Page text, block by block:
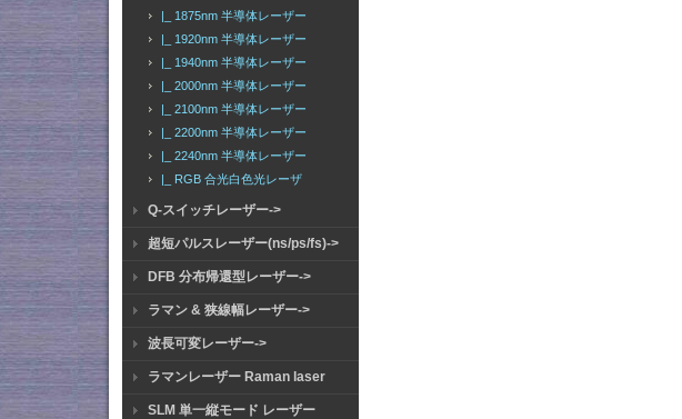
|_ 1875nm 半導体レーザー
|_ 1920nm 半導体レーザー
|_ 1940nm 半導体レーザー
|_ 2000nm 半導体レーザー
|_ 2100nm 半導体レーザー
|_ 2200nm 半導体レーザー
|_ 2240nm 半導体レーザー
|_ RGB 合光白色光レーザ
Q-スイッチレーザー->
超短パルスレーザー(ns/ps/fs)->
DFB 分布帰還型レーザー->
ラマン & 狭線幅レーザー->
波長可変レーザー->
ラマンレーザー Raman laser
SLM 単一縦モード レーザー